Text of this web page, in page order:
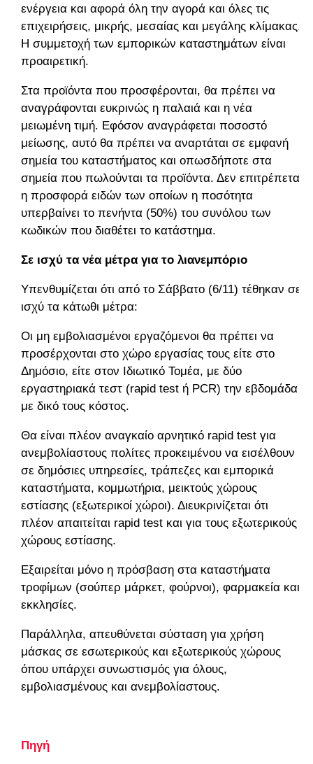
ενέργεια και αφορά όλη την αγορά και όλες τις
επιχειρήσεις, μικρής, μεσαίας και μεγάλης κλίμακας.
Η συμμετοχή των εμπορικών καταστημάτων είναι
προαιρετική.
Στα προϊόντα που προσφέρονται, θα πρέπει να
αναγράφονται ευκρινώς η παλαιά και η νέα
μειωμένη τιμή. Εφόσον αναγράφεται ποσοστό
μείωσης, αυτό θα πρέπει να αναρτάται σε εμφανή
σημεία του καταστήματος και οπωσδήποτε στα
σημεία που πωλούνται τα προϊόντα. Δεν επιτρέπεται
η προσφορά ειδών των οποίων η ποσότητα
υπερβαίνει το πενήντα (50%) του συνόλου των
κωδικών που διαθέτει το κατάστημα.
Σε ισχύ τα νέα μέτρα για το λιανεμπόριο
Υπενθυμίζεται ότι από το Σάββατο (6/11) τέθηκαν σε
ισχύ τα κάτωθι μέτρα:
Οι μη εμβολιασμένοι εργαζόμενοι θα πρέπει να
προσέρχονται στο χώρο εργασίας τους είτε στο
Δημόσιο, είτε στον Ιδιωτικό Τομέα, με δύο
εργαστηριακά τεστ (rapid test ή PCR) την εβδομάδα
με δικό τους κόστος.
Θα είναι πλέον αναγκαίο αρνητικό rapid test για
ανεμβολίαστους πολίτες προκειμένου να εισέλθουν
σε δημόσιες υπηρεσίες, τράπεζες και εμπορικά
καταστήματα, κομμωτήρια, μεικτούς χώρους
εστίασης (εξωτερικοί χώροι). Διευκρινίζεται ότι
πλέον απαιτείται rapid test και για τους εξωτερικούς
χώρους εστίασης.
Εξαιρείται μόνο η πρόσβαση στα καταστήματα
τροφίμων (σούπερ μάρκετ, φούρνοι), φαρμακεία και
εκκλησίες.
Παράλληλα, απευθύνεται σύσταση για χρήση
μάσκας σε εσωτερικούς και εξωτερικούς χώρους
όπου υπάρχει συνωστισμός για όλους,
εμβολιασμένους και ανεμβολίαστους.
Πηγή